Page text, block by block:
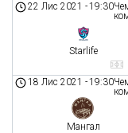
22 Лис 2021 -19:30
Starlife
18 Лис 2021 -19:30
Мангал